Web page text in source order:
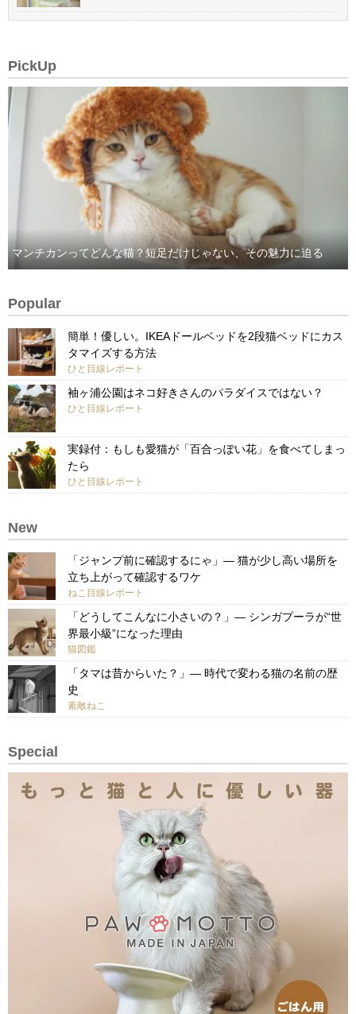
PickUp
マンチカンってどんな猫？短足だけじゃない、その魅力に迫る
Popular
簡単！優しい。IKEAドールベッドを2段猫ベッドにカス
タマイズする方法
ひと目線レポート
袖ヶ浦公園はネコ好きさんのパラダイスではない？
ひと目線レポート
実録付：もしも愛猫が「百合っぽい花」を食べてしまっ
たら
ひと目線レポート
New
「ジャンプ前に確認するにゃ」— 猫が少し高い場所を
立ち上がって確認するワケ
ねこ目線レポート
「どうしてこんなに小さいの？」— シンガプーラが“世
界最小級”になった理由
猫図鑑
「タマは昔からいた？」— 時代で変わる猫の名前の歴
史
素敵ねこ
Special